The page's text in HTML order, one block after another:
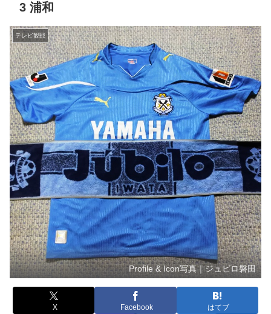
3 浦和
テレビ観戦
Profile & Icon写真｜ジュビロ磐田
X Facebook はてブ